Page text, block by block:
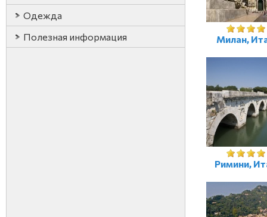
Одежда
Полезная информация
Милан,
Римини,